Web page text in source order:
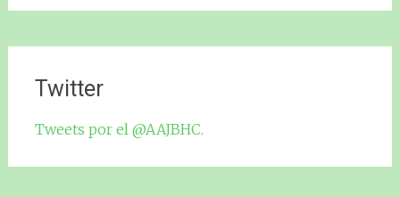
Twitter
Tweets por el @AAJBHC.